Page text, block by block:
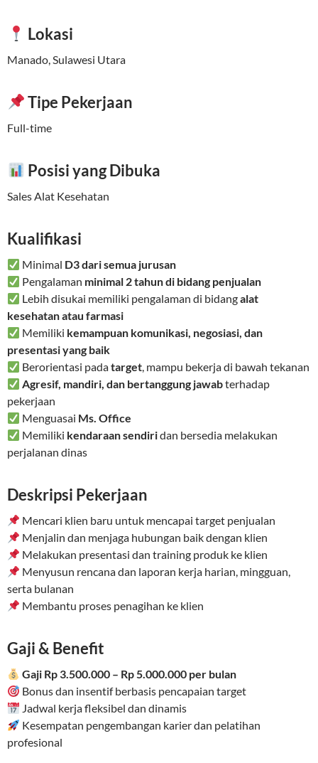
Lokasi
Manado, Sulawesi Utara
Tipe Pekerjaan
Full-time
Posisi yang Dibuka
Sales Alat Kesehatan
Kualifikasi
Minimal D3 dari semua jurusan
Pengalaman minimal 2 tahun di bidang penjualan
Lebih disukai memiliki pengalaman di bidangalat
kesehatan atau farmasi
Memiliki kemampuan komunikasi, negosiasi, dan
presentasi yang baik
Berorientasi padatarget, mampu bekerja di bawah tekanan
Agresif, mandiri, dan bertanggung jawabterhadap
pekerjaan
Menguasai Ms. Office
Memiliki kendaraan sendiridan bersedia melakukan
perjalanan dinas
Deskripsi Pekerjaan
Mencari klien baru untuk mencapai target penjualan
Menjalin dan menjaga hubungan baik dengan klien
Melakukan presentasi dan training produk ke klien
Menyusun rencana dan laporan kerja harian, mingguan,
serta bulanan
Membantu proses penagihan ke klien
Gaji & Benefit
Gaji Rp 3.500.000 – Rp 5.000.000 per bulan
Bonus dan insentif berbasis pencapaian target
Jadwal kerja fleksibel dan dinamis
Kesempatan pengembangan karier dan pelatihan
profesional